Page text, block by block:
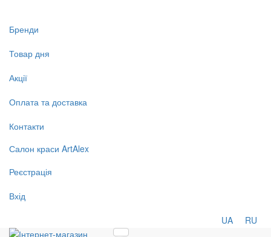
Бренди
Товар дня
Акції
Оплата та доставка
Контакти
Салон краси ArtAlex
Реєстрація
Вхід
UA RU